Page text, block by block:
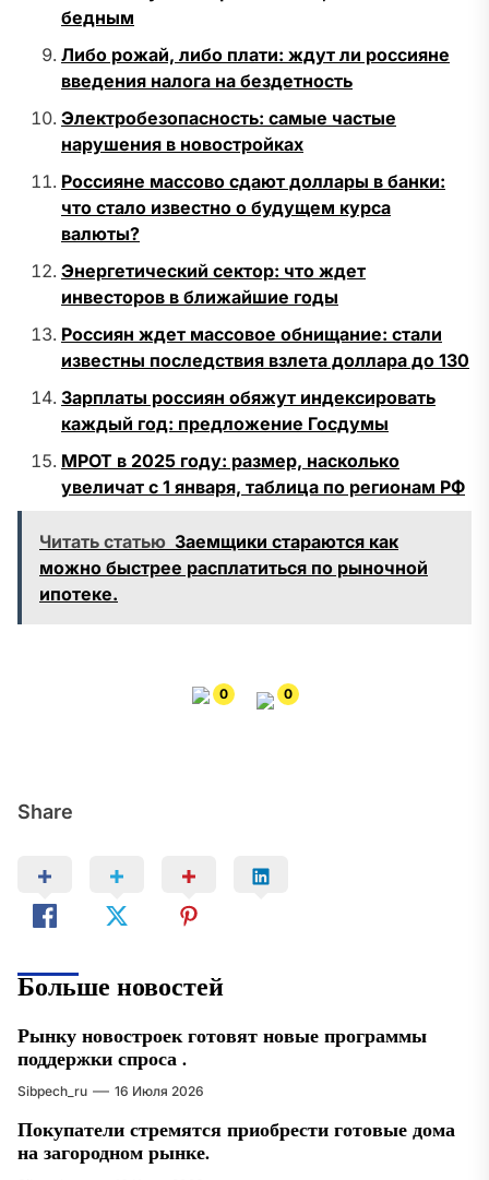
Share
бедным
Либо рожай, либо плати: ждут ли россияне
введения налога на бездетность
Электробезопасность: самые частые
нарушения в новостройках
Россияне массово сдают доллары в банки:
что стало известно о будущем курса
валюты?
Энергетический сектор: что ждет
инвесторов в ближайшие годы
Россиян ждет массовое обнищание: стали
известны последствия взлета доллара до 130
Зарплаты россиян обяжут индексировать
каждый год: предложение Госдумы
МРОТ в 2025 году: размер, насколько
увеличат с 1 января, таблица по регионам РФ
Читать статью Заемщики стараются как
можно быстрее расплатиться по рыночной
ипотеке.
0 0
Больше новостей
Рынку новостроек готовят новые программы
поддержки спроса .
Sibpech_ru 16 Июля 2026
Покупатели стремятся приобрести готовые дома
на загородном рынке.